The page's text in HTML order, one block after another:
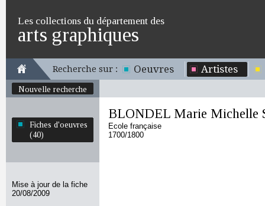
Les collections du département des
arts graphiques
Recherche sur : Oeuvres Artistes
Nouvelle recherche
Fiches d'oeuvres
(40)
Mise à jour de la fiche
20/08/2009
BLONDEL Marie Michelle
Ecole française
1700/1800